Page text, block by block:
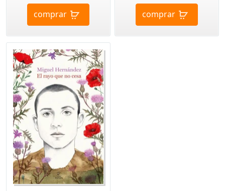
comprar comprar